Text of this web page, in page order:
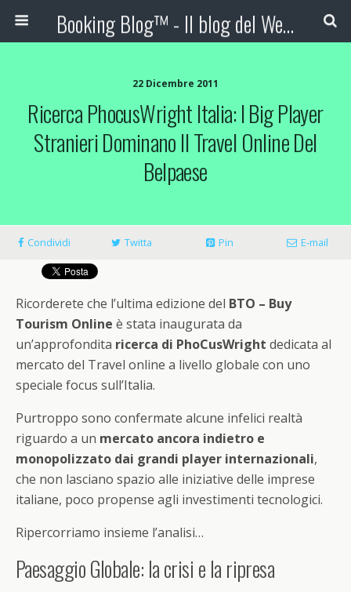
Booking Blog™ - Il blog del Web Marketing Turistico
22 Dicembre 2011
Ricerca PhocusWright Italia: I Big Player
Stranieri Dominano Il Travel Online Del
Belpaese
Condividi Twitta Pin E-mail
Ricorderete che l’ultima edizione del BTO – Buy
Tourism Online è stata inaugurata da
un’approfondita ricerca di PhoCusWright dedicata al
mercato del Travel online a livello globale con uno
speciale focus sull’Italia.
Purtroppo sono confermate alcune infelici realtà
riguardo a un mercato ancora indietro e
monopolizzato dai grandi player internazionali,
che non lasciano spazio alle iniziative delle imprese
italiane, poco propense agli investimenti tecnologici.
Ripercorriamo insieme l’analisi…
Paesaggio Globale: la crisi e la ripresa